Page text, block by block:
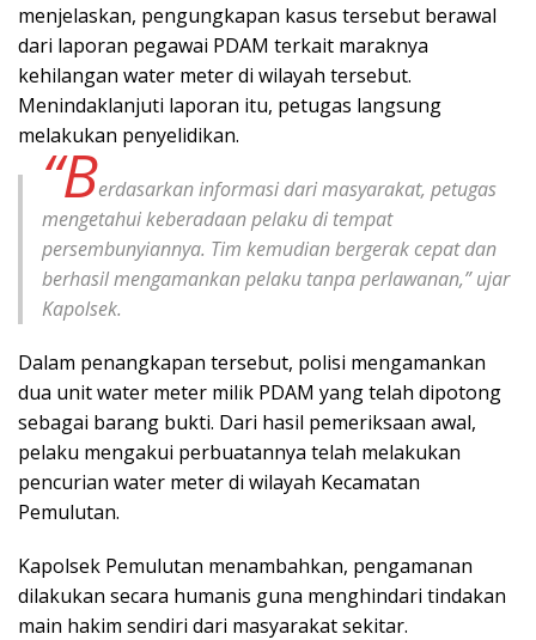
menjelaskan, pengungkapan kasus tersebut berawal
dari laporan pegawai PDAM terkait maraknya
kehilangan water meter di wilayah tersebut.
Menindaklanjuti laporan itu, petugas langsung
melakukan penyelidikan.
“Berdasarkan informasi dari masyarakat, petugas
mengetahui keberadaan pelaku di tempat
persembunyiannya. Tim kemudian bergerak cepat dan
berhasil mengamankan pelaku tanpa perlawanan,” ujar
Kapolsek.
Dalam penangkapan tersebut, polisi mengamankan
dua unit water meter milik PDAM yang telah dipotong
sebagai barang bukti. Dari hasil pemeriksaan awal,
pelaku mengakui perbuatannya telah melakukan
pencurian water meter di wilayah Kecamatan
Pemulutan.
Kapolsek Pemulutan menambahkan, pengamanan
dilakukan secara humanis guna menghindari tindakan
main hakim sendiri dari masyarakat sekitar.